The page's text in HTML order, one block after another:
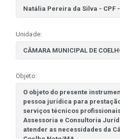
Unidade:
Objeto: